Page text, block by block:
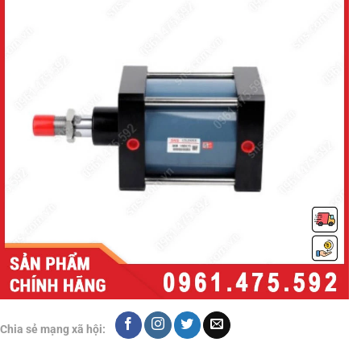
Chia sẻ mạng xã hội: